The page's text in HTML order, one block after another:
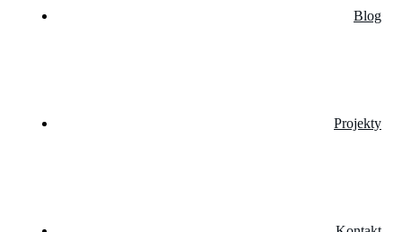
Blog
Projekty